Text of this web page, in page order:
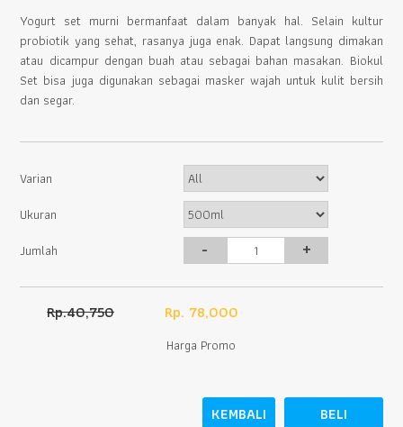
Yogurt set murni bermanfaat dalam banyak hal. Selain kultur
probiotik yang sehat, rasanya juga enak. Dapat langsung dimakan
atau dicampur dengan buah atau sebagai bahan masakan. Biokul
Set bisa juga digunakan sebagai masker wajah untuk kulit bersih
dan segar.
Varian
Ukuran
Jumlah
- +
Rp.40,750 Rp. 78,000
Harga Promo
BELI
KEMBALI